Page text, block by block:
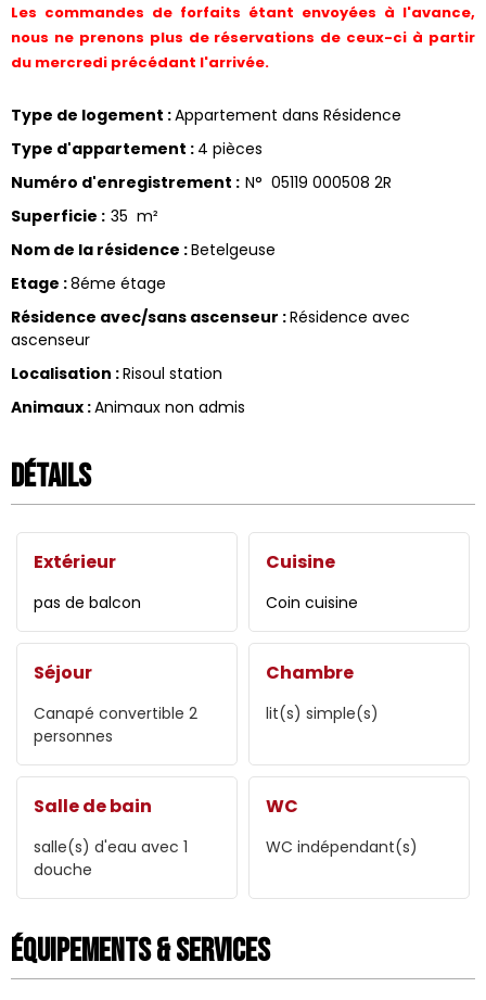
Les commandes de forfaits étant envoyées à l'avance,
nous ne prenons plus de réservations de ceux-ci à partir
du mercredi précédant l'arrivée.
Type de logement :Appartement dans Résidence
Type d'appartement : 4 pièces
Numéro d'enregistrement : N° 05119 000508 2R
Superficie : 35 m²
Nom de la résidence :Betelgeuse
Etage :8éme étage
Résidence avec/sans ascenseur :Résidence avec
ascenseur
Localisation :Risoul station
Animaux :Animaux non admis
Détails
Extérieur
pas de balcon
Cuisine
Coin cuisine
Séjour
Canapé convertible 2
personnes
Chambre
lit(s) simple(s)
Salle de bain
salle(s) d'eau avec 1
douche
WC
WC indépendant(s)
Équipements & Services